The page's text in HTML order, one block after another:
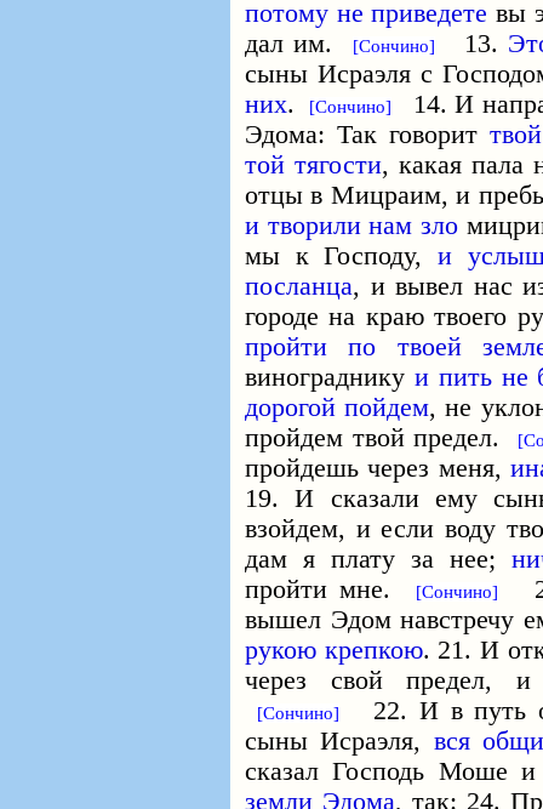
потому не приведете вы
дал им.
[Сончино] 13.
сыны Исраэля с
них. [Сончино]
14. И
Эдома: Так говорит
той тягости, какая
отцы в Мицраим, и
и творили нам зло
мы к Господу,и
посланца, и вывел нас
городе на краю твоего
пройти по твоей
винограднику и пить не
дорогой пойдем, не
пройдем твой предел.
пройдешь через меня,
19. И сказали ему
взойдем, и если воду
дам я плату за нее;
пройти мне.
[Сончино]
вышел Эдом навстречу
рукою крепкою. 21. И
через свой предел, и
[Сончино]
22. И в путь
сыны Исраэля, вся
сказал Господь Моше
земли Эдома, так: 24.